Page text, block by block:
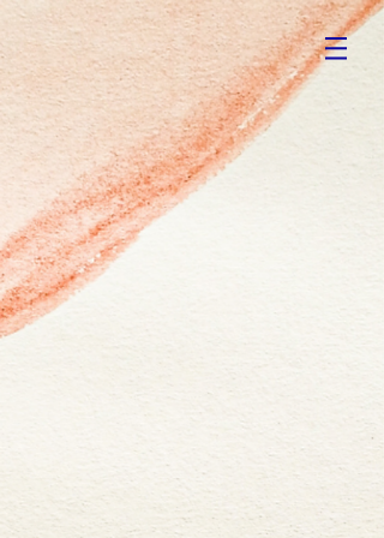
Regresar al catálogo